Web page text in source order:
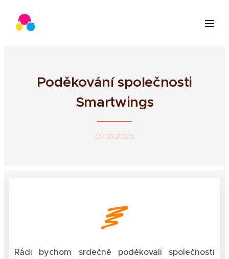
Poděkování společnosti
Smartwings
07.10.2025
Rádi bychom srdečně poděkovali společnosti